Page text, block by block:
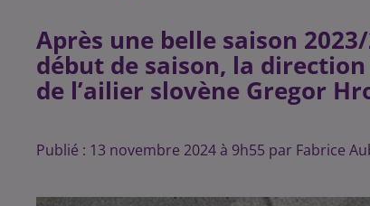
Après une belle saison
début de saison, la
de l’ailier slovène Gregor
Publié : 13 novembre 2024 à 9h55 par Fabrice